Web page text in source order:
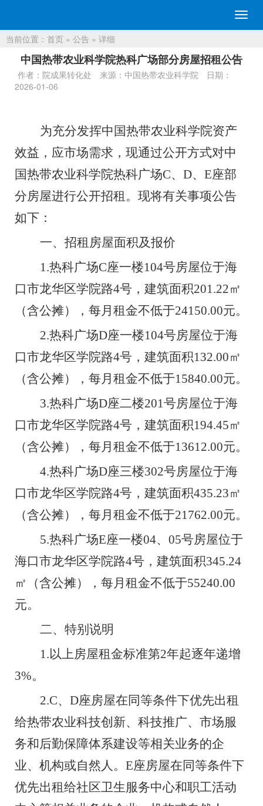
切
换
当前位置： 首页 » 公告 » 详细
中国热带农业科学院热科广场部分房屋招租公告
作者：院成果转化处 来源：中国热带农业科学院
日期：
2026-01-06
为充分发挥中国热带农业科学院资产
效益，应市场需求，现通过公开方式对中
国热带农业科学院热科广场C、 D、 E座部
分房屋进行公开招租。现将有关事项公告
如下：
一、 招租房屋面积及报价
1.热科广场C座一楼104号房屋位于海
口市龙华区学院路4号，建筑面积201.22㎡
（含公摊），每月租金不低于24150.00元。
2.热科广场D座一楼104号房屋位于海
口市龙华区学院路4号，建筑面积132.00㎡
（含公摊），每月租金不低于15840.00元。
3.热科广场D座二楼201号房屋位于海
口市龙华区学院路4号，建筑面积194.45㎡
（含公摊），每月租金不低于13612.00元。
4.热科广场D座三楼302号房屋位于海
口市龙华区学院路4号，建筑面积435.23㎡
（含公摊），每月租金不低于21762.00元。
5.热科广场E座一楼04、 05号房屋位于
海口市龙华区学院路4号，建筑面积345.24
㎡
（含公摊），每月租金不低于55240.00
元。
二、 特别说明
1.以上房屋租金标准第2年起逐年递增
3%。
2.C、 D座房屋在同等条件下优先出租
给热带农业科技创新、科技推广、市场服
务和后勤保障体系建设等相关业务的企
业、机构或自然人 。 E座房屋在同等条件下
优先出租给社区卫生服务中心和职工活动